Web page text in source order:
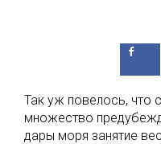
Так уж повелось, что
множество
дары моря занятие